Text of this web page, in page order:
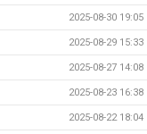
2025-08-30 19:05
2025-08-29 15:33
2025-08-27 14:08
2025-08-23 16:38
2025-08-22 18:04